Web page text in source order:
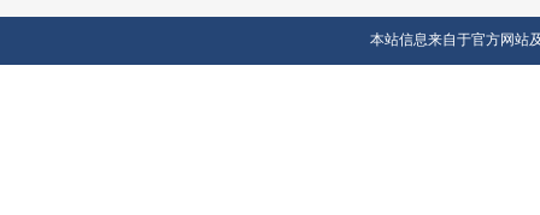
本站信息来自于官方网站